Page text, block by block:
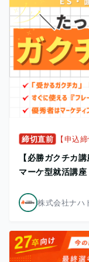
締切直前 【申込
【必勝ガクチカ
マーケ型就活講座
株式会社ナハ